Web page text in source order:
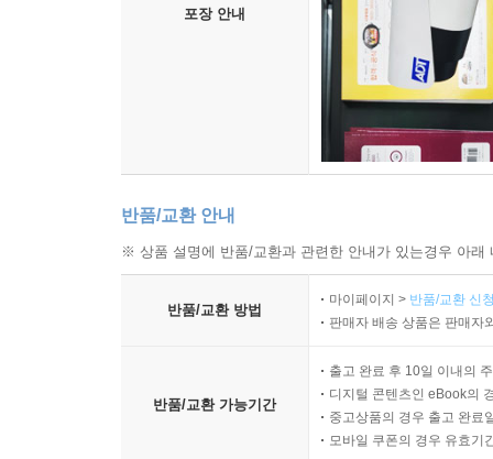
포장 안내
반품/교환 안내
※ 상품 설명에 반품/교환과 관련한 안내가 있는경우 아
반품/교환 방법
마이페이지 > 반품/교환 신
판매자 배송 상품은 판매자
반품/교환 가능기간
출고 완료 후 10일 이내의
디지털 콘텐츠인 eBook의
중고상품의 경우 출고 완료
모바일 쿠폰의 경우 유효기